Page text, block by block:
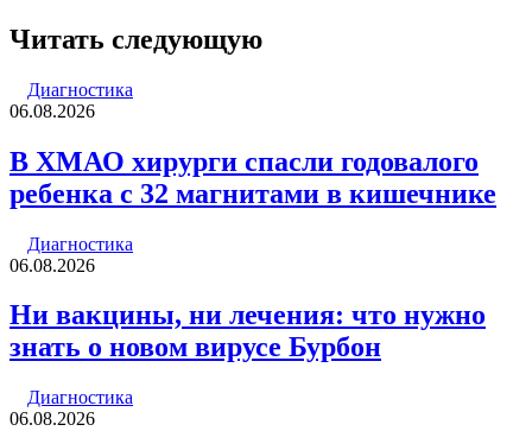
через
электронную
Читать следующую
Диагностика
06.08.2026
В ХМАО хирурги спасли годовалого
ребенка с 32 магнитами в кишечнике
Диагностика
06.08.2026
Ни вакцины, ни лечения: что нужно
знать о новом вирусе Бурбон
Диагностика
06.08.2026